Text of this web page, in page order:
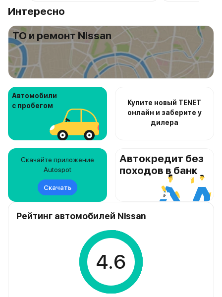
Интересно
ТО и ремонт Nissan
Автомобили
с пробегом
Купите новый TENET
онлайн и заберите у
дилера
Скачайте приложение
Autospot
Скачать
Автокредит без
походов в банк
Рейтинг автомобилей Nissan
4.6